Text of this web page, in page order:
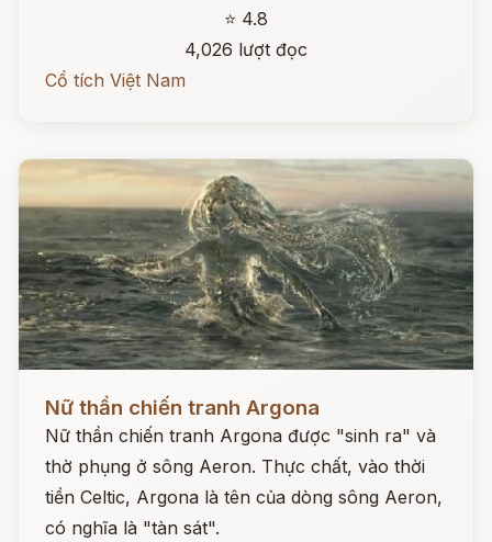
⭐ 4.8
4,026 lượt đọc
Cổ tích Việt Nam
Nữ thần chiến tranh Argona
Nữ thần chiến tranh Argona được "sinh ra" và
thờ phụng ở sông Aeron. Thực chất, vào thời
tiền Celtic, Argona là tên của dòng sông Aeron,
có nghĩa là "tàn sát".